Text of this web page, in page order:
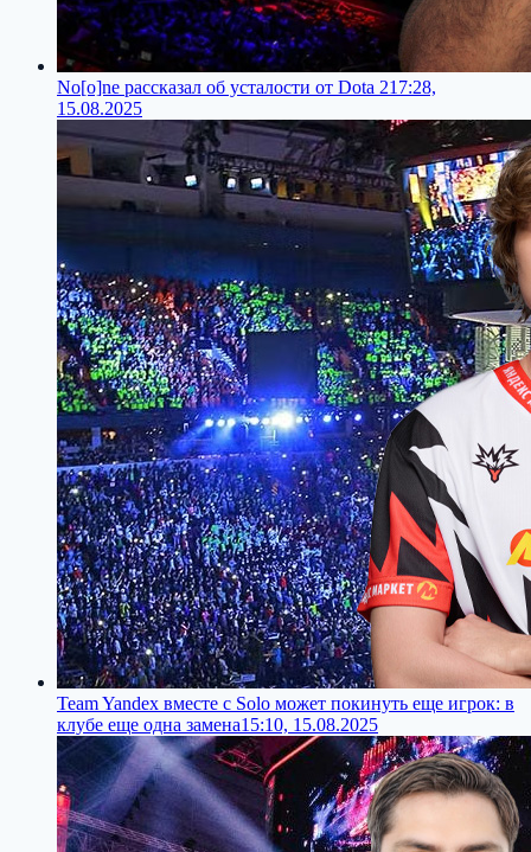
No[o]ne рассказал об усталости от Dota 217:28,
15.08.2025
Team Yandex вместе с Solo может покинуть еще игрок: в
клубе еще одна замена15:10, 15.08.2025